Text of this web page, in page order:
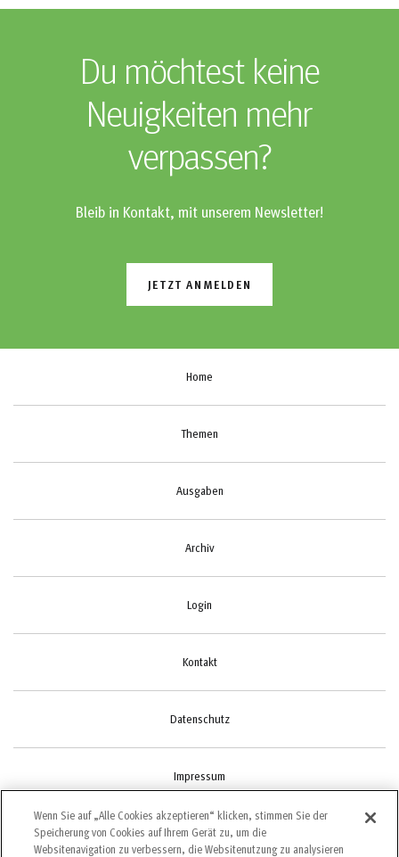
Du möchtest keine
Neuigkeiten mehr
verpassen?
Bleib in Kontakt, mit unserem Newsletter!
JETZT ANMELDEN
Home
Themen
Ausgaben
Archiv
Login
Kontakt
Datenschutz
Impressum
Cookie-Einstellungen
Wenn Sie auf „Alle Cookies akzeptieren“ klicken, stimmen Sie der
Speicherung von Cookies auf Ihrem Gerät zu, um die
Websitenavigation zu verbessern, die Websitenutzung zu analysieren